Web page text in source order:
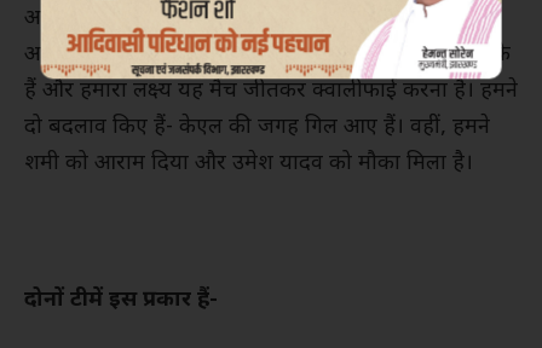
अनुकूलित करना होगा और हर समय इसमें रहना होगा। हम
अभी तक डब्ल्यूटीसी फाइनल के लिए क्वालीफाई नहीं कर सके
हैं और हमारा लक्ष्य यह मैच जीतकर क्वालीफाई करना है। हमने
दो बदलाव किए हैं- केएल की जगह गिल आए हैं। वहीं, हमने
शमी को आराम दिया और उमेश यादव को मौका मिला है।
दोनों टीमें इस प्रकार हैं-